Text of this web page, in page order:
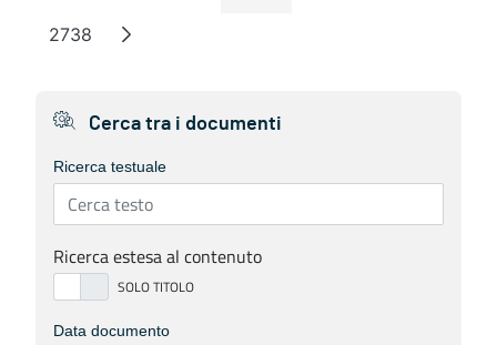
Page
2738
Cerca tra i documenti
Ricerca testuale
Ricerca estesa al contenuto
Data documento